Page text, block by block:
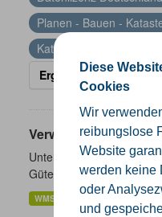
Diese
Cookies
Wir
reibungslose
Website
werden keine
oder
und
Planen - Bauen -
Kataster
Ergebnisse filtern
Verwaltungsgrenzen
Unterschiedliche Ebenen
Gütersloh
WMS GeoJSON